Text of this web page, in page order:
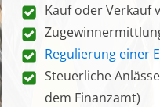
Kauf oder Verkauf
Regulierung einer
Steuerliche
dem Finanzamt)